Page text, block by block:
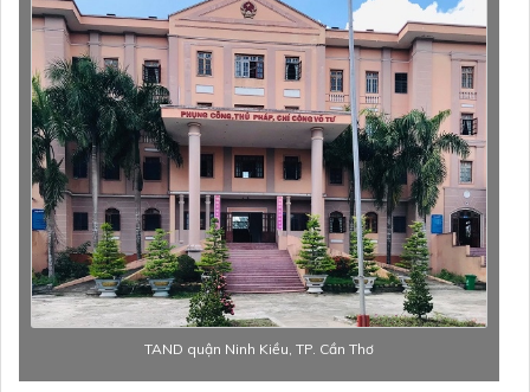
TAND quận Ninh Kiều, TP. Cần Thơ